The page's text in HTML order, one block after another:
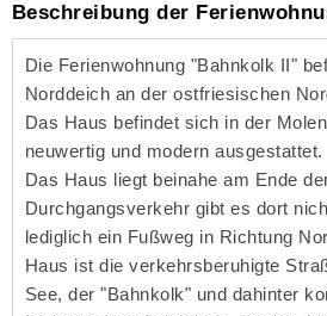
Beschreibung der
Die Ferienwohnung "Bahnkolk II"
Norddeich an der ostfriesischen
Das Haus befindet sich in der
neuwertig und modern ausgestattet.
Das Haus liegt beinahe am Ende
Durchgangsverkehr gibt es dort
lediglich ein Fußweg in Richtung
Haus ist die verkehrsberuhigte
See, der "Bahnkolk" und dahinter